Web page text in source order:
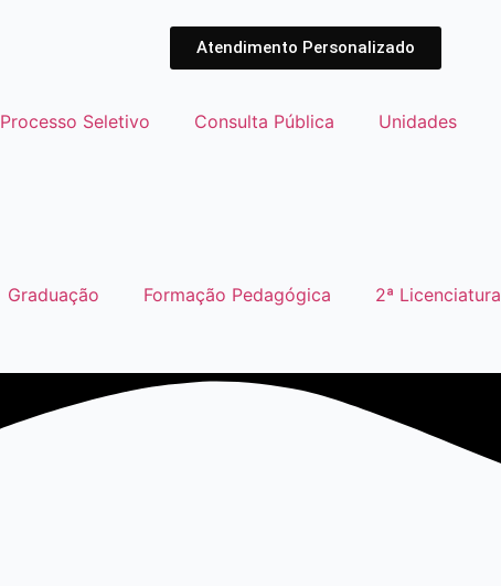
Atendimento Personalizado
Processo Seletivo Consulta Pública Unidades
Graduação Formação Pedagógica 2ª Licenciatura